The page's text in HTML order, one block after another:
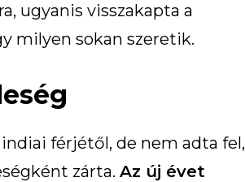
ugyanis visszakapta a
milyen sokan szeretik.
indiai férjétől, de nem adta fel,
zárta. Az új évet